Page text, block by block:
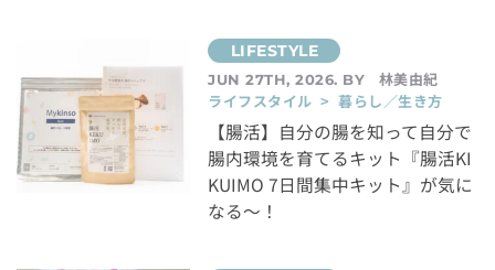
JUN 27TH, 2026. BY
林美由紀
ライフスタイル > 暮らし／生き方
【腸活】自分の腸を知って自分で
腸内環境を育てるキット『腸活KI
KUIMO 7日間集中キット』が気に
なる～！